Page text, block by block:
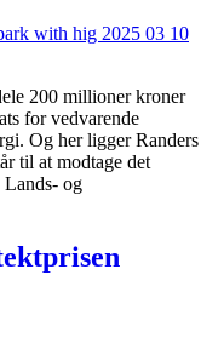
200 millioner kroner
for vedvarende
Og her ligger Randers
til at modtage det
Lands- og